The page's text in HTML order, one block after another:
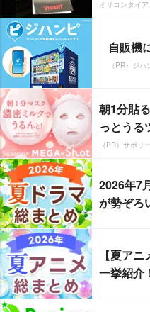
オリコンタイ
自販機
（PR）ジハ
朝1分貼
っとうる
（PR）サボリ
2026年7
が勢ぞろ
【夏ア
一挙紹介